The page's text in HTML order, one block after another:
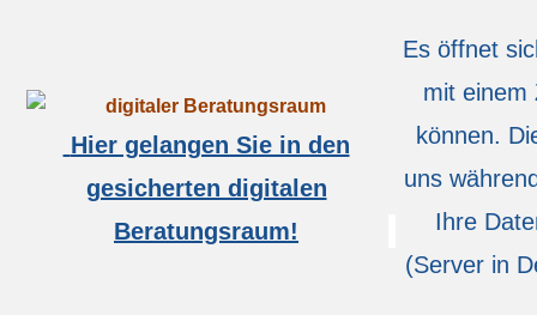
Hier gelangen Sie in den
gesicherten digitalen
Beratungsraum!
Es öffnet
mit einem
können.
uns
Ihre
(Server in